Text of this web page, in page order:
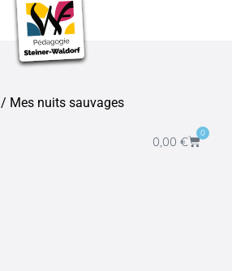
/ Mes nuits sauvages
0,00 €
0